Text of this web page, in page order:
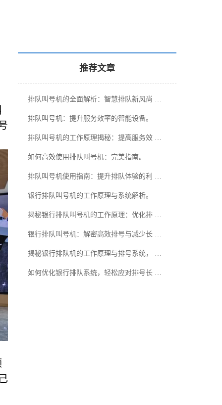
推荐文章
排队叫号机的全面解析：智慧排队新风尚 …
排队叫号机：提升服务效率的智能设备。
排队叫号机的工作原理揭秘：提高服务效 …
如何高效使用排队叫号机：完美指南。
排队叫号机使用指南：提升排队体验的利 …
银行排队叫号机的工作原理与系统解析。
揭秘银行排队叫号机的工作原理：优化排 …
银行排队叫号机：解密高效排号与减少长 …
揭秘银行排队机的工作原理与排号系统， …
如何优化银行排队系统，轻松应对排号长 …